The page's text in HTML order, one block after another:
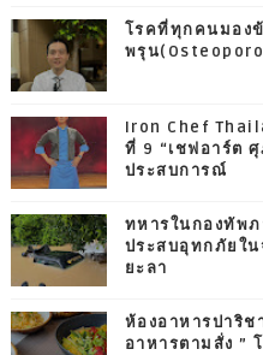
โรคที่ทุกคนมอง
พรุน
Iron Chef
ที่ 9 “เชฟอาร์ต
ประสบการณ์
ทหารในกองทัพ
ประสบอุทกภัยใ
ยะลา
ห้องอาหารปาริช
อาหารตามสั่ง ”